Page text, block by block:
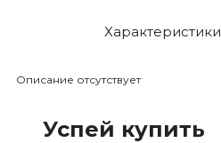
Характеристики
Описание отсутствует
Успей купить